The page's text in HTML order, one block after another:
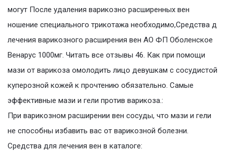
могут После удаления варикозно расширенных вен
ношение специального трикотажа необходимо,Средства д
лечения варикозного расширения вен АО ФП Оболенское
Венарус 1000мг. Читать все отзывы 46. Как при помощи
мази от варикоза омолодить лицо девушкам с сосудистой
куперозной кожей к прочтению обязательно. Самые
эффективные мази и гели против варикоза.:
При варикозном расширении вен сосуды, что мази и гели
не способны избавить вас от варикозной болезни.
Средства для лечения вен в каталоге: